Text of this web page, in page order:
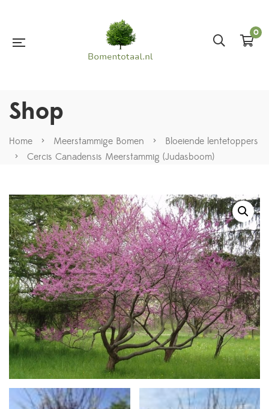
0
Shop
Home > Meerstammige Bomen >
Bloeiende lentetoppers
>
Cercis Canadensis Meerstammig (Judasboom)